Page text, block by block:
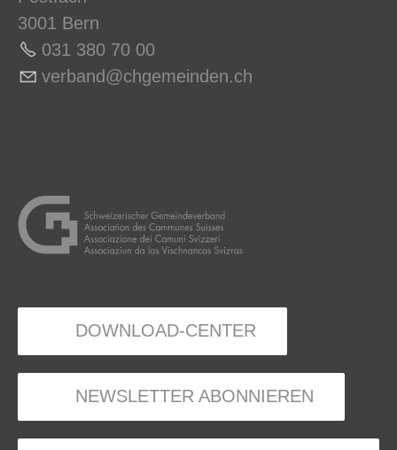
3001 Bern
031 380 70 00
v rb nd chg m nd n ch
DOWNLOAD-CENTER
NEWSLETTER ABONNIEREN